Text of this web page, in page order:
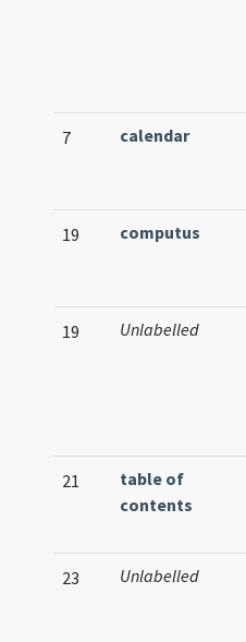
7 calendar
19 computus
19 Unlabelled
21
table of
contents
23 Unlabelled